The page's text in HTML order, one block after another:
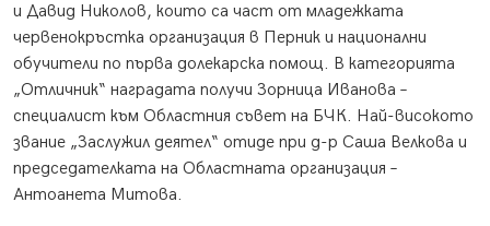
и Давид Николов, които са част от младежката
червенокръстка организация в Перник и национални
обучители по първа долекарска помощ. В категорията
„Отличник“ наградата получи Зорница Иванова –
специалист към Областния съвет на БЧК. Най-високото
звание „Заслужил деятел“ отиде при д-р Саша Велкова и
председателката на Областната организация –
Антоанета Митова.